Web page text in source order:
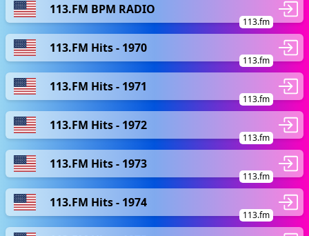
113.FM BPM RADIO
113.fm
113.FM Hits - 1970
113.fm
113.FM Hits - 1971
113.fm
113.FM Hits - 1972
113.fm
113.FM Hits - 1973
113.fm
113.FM Hits - 1974
113.fm